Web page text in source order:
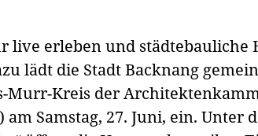
live erleben und städtebauliche
lädt die Stadt Backnang
Murr-Kreis der
Samstag, 27. Juni, ein. Unter